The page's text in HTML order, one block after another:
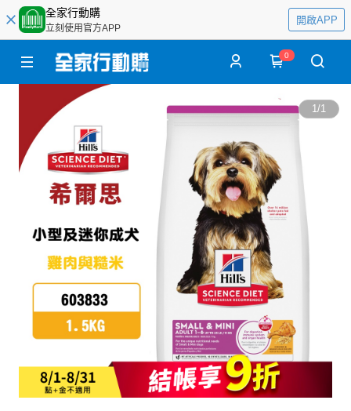
全家行動購
立刻使用官方APP
開啟APP
0
1/1